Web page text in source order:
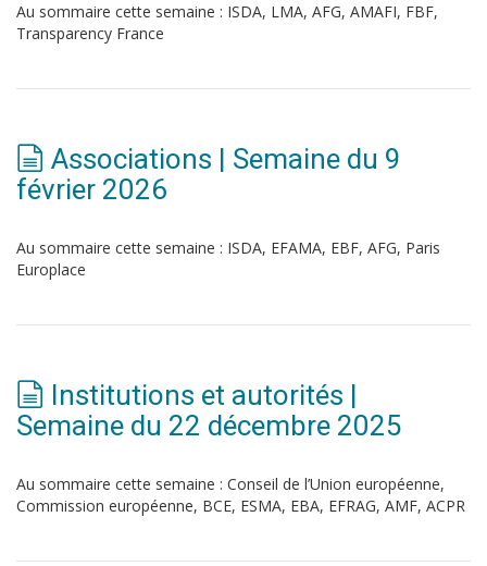
Au sommaire cette semaine : ISDA, LMA, AFG, AMAFI, FBF,
Transparency France
Associations | Semaine du 9
février 2026
Au sommaire cette semaine : ISDA, EFAMA, EBF, AFG, Paris
Europlace
Institutions et autorités |
Semaine du 22 décembre 2025
Au sommaire cette semaine : Conseil de l’Union européenne,
Commission européenne, BCE, ESMA, EBA, EFRAG, AMF, ACPR